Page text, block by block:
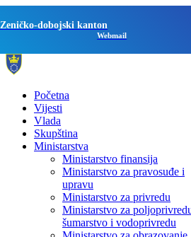
Zeničko-dobojski kanton
Webmail
Početna
Vijesti
Vlada
Skupština
Ministarstva
Ministarstvo finansija
Ministarstvo za pravosuđe i
upravu
Ministarstvo za privredu
Ministarstvo za
šumarstvo i vodoprivredu